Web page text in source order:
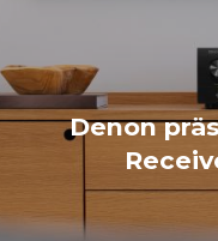
Denon